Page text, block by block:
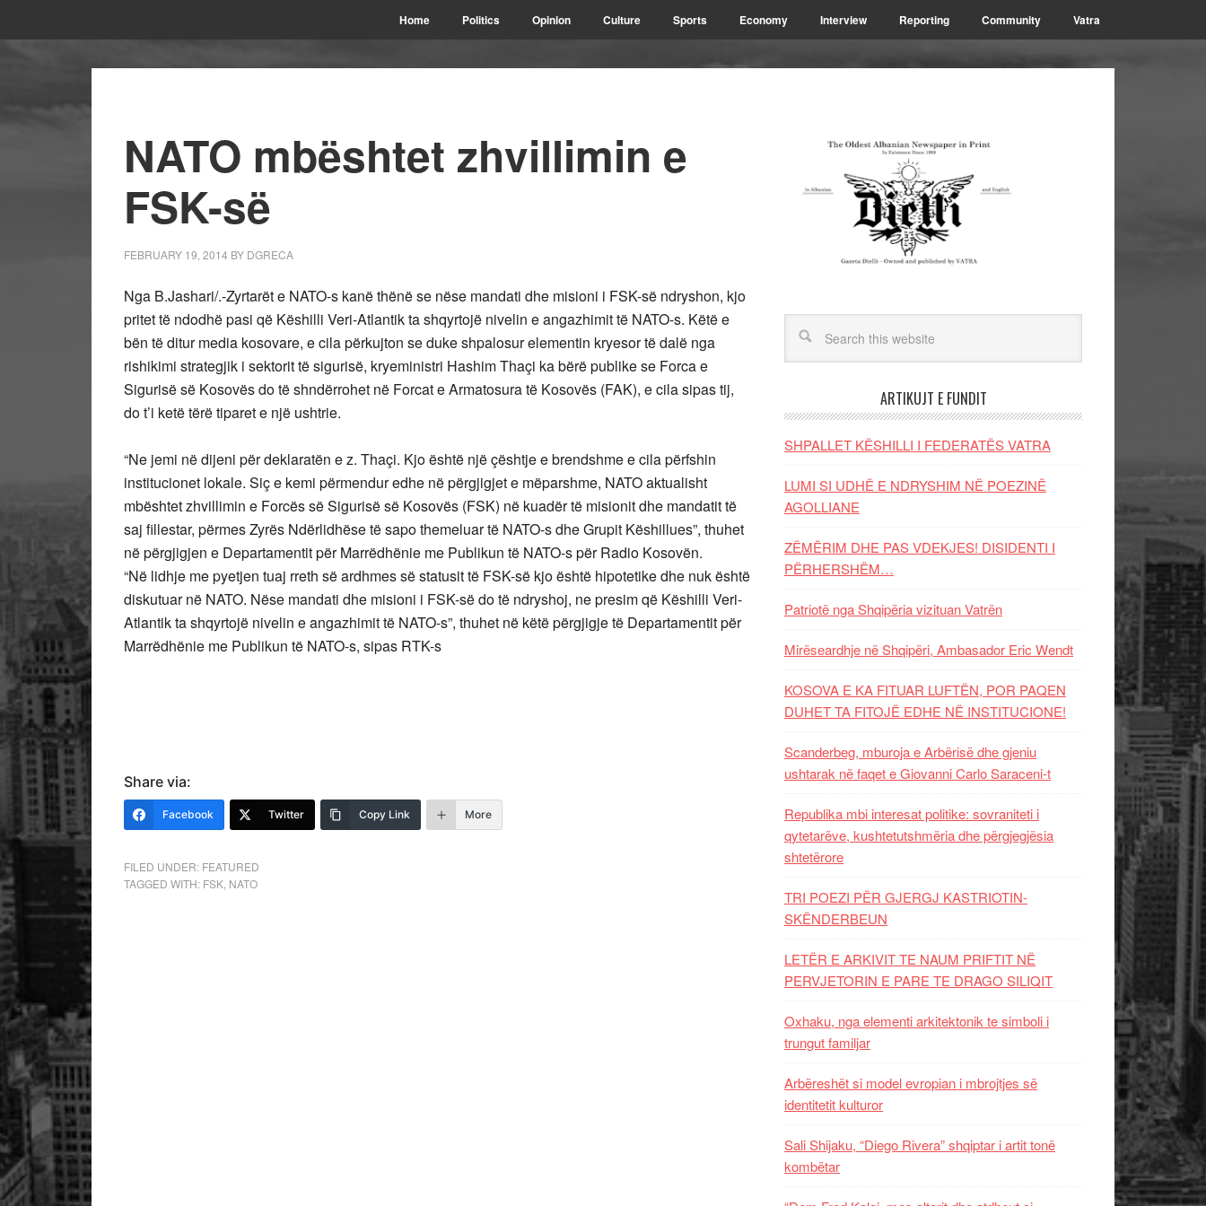
Home Politics Opinion Culture Sports Economy Interview Reporting Community Vatra
NATO mbështet zhvillimin e
FSK-së
FEBRUARY 19, 2014 BY DGRECA
Nga B.Jashari/.-Zyrtarët e NATO-s kanë thënë se nëse mandati dhe misioni i FSK-së ndryshon, kjo
pritet të ndodhë pasi që Këshilli Veri-Atlantik ta shqyrtojë nivelin e angazhimit të NATO-s. Këtë e
bën të ditur media kosovare, e cila përkujton se duke shpalosur elementin kryesor të dalë nga
rishikimi strategjik i sektorit të sigurisë, kryeministri Hashim Thaçi ka bërë publike se Forca e
Sigurisë së Kosovës do të shndërrohet në Forcat e Armatosura të Kosovës (FAK), e cila sipas tij,
do t’i ketë tërë tiparet e një ushtrie.
“Ne jemi në dijeni për deklaratën e z. Thaçi. Kjo është një çështje e brendshme e cila përfshin
institucionet lokale. Siç e kemi përmendur edhe në përgjigjet e mëparshme, NATO aktualisht
mbështet zhvillimin e Forcës së Sigurisë së Kosovës (FSK) në kuadër të misionit dhe mandatit të
saj fillestar, përmes Zyrës Ndërlidhëse të sapo themeluar të NATO-s dhe Grupit Këshillues”, thuhet
në përgjigjen e Departamentit për Marrëdhënie me Publikun të NATO-s për Radio Kosovën.
“Në lidhje me pyetjen tuaj rreth së ardhmes së statusit të FSK-së kjo është hipotetike dhe nuk është
diskutuar në NATO. Nëse mandati dhe misioni i FSK-së do të ndryshoj, ne presim që Këshilli Veri-
Atlantik ta shqyrtojë nivelin e angazhimit të NATO-s”, thuhet në këtë përgjigje të Departamentit për
Marrëdhënie me Publikun të NATO-s, sipas RTK-s
Share via:
Facebook Twitter Copy Link More
FILED UNDER: FEATURED
TAGGED WITH: FSK NATO
ARTIKUJT E FUNDIT
SHPALLET KËSHILLI I FEDERATËS VATRA
LUMI SI UDHË E NDRYSHIM NË POEZINË
AGOLLIANE
ZËMËRIM DHE PAS VDEKJES! DISIDENTI I
PËRHERSHËM…
Patriotë nga Shqipëria vizituan Vatrën
Mirëseardhje në Shqipëri, Ambasador Eric Wendt
KOSOVA E KA FITUAR LUFTËN, POR PAQEN
DUHET TA FITOJË EDHE NË INSTITUCIONE!
Scanderbeg, mburoja e Arbërisë dhe gjeniu
ushtarak në faqet e Giovanni Carlo Saraceni-t
Republika mbi interesat politike: sovraniteti i
qytetarëve, kushtetutshmëria dhe përgjegjësia
shtetërore
TRI POEZI PËR GJERGJ KASTRIOTIN-
SKËNDERBEUN
LETËR E ARKIVIT TE NAUM PRIFTIT NË
PERVJETORIN E PARE TE DRAGO SILIQIT
Oxhaku, nga elementi arkitektonik te simboli i
trungut familjar
Arbëreshët si model evropian i mbrojtjes së
identitetit kulturor
Sali Shijaku, “Diego Rivera” shqiptar i artit tonë
kombëtar